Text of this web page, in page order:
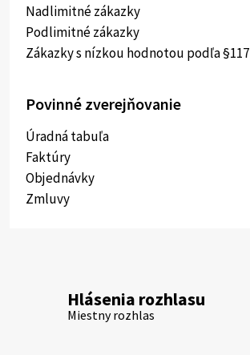
Nadlimitné zákazky
Podlimitné zákazky
Zákazky s nízkou hodnotou podľa §117
Povinné zverejňovanie
Úradná tabuľa
Faktúry
Objednávky
Zmluvy
Hlásenia rozhlasu
Miestny rozhlas